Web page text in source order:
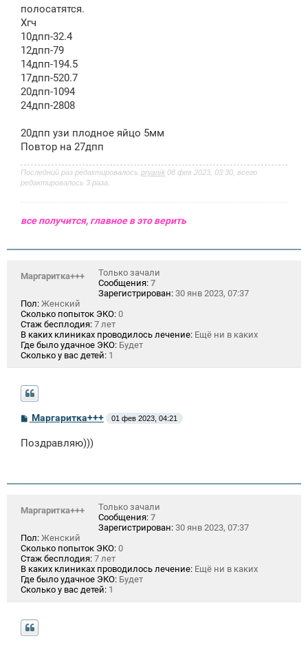
н
и
е
полосатятся.
Хгч
10дпп-32.4
12дпп-79
14дпп-194.5
17дпп-520.7
20дпп-1094
24дпп-2808
20дпп узи плодное яйцо 5мм
Повтор на 27дпп
Последний раз редактировалось pryanik 08 фев 2023, 03:30, всего
редактировалось 3 раза.
все получится, главное в это верить
Маргаритка+++
Только зачали
Сообщения: 7
Зарегистрирован: 30 янв 2023, 07:37
Пол: Женский
Сколько попыток ЭКО: 0
Стаж бесплодия: 7 лет
В каких клиниках проводилось лечение: Ещё ни в каких
Где было удачное ЭКО: Будет
Сколько у вас детей: 1
С
б
и
Маргаритка+++ 01 фев 2023, 04:21
Поздравляю)))
Маргаритка+++
Только зачали
Сообщения: 7
Зарегистрирован: 30 янв 2023, 07:37
Пол: Женский
Сколько попыток ЭКО: 0
Стаж бесплодия: 7 лет
В каких клиниках проводилось лечение: Ещё ни в каких
Где было удачное ЭКО: Будет
Сколько у вас детей: 1